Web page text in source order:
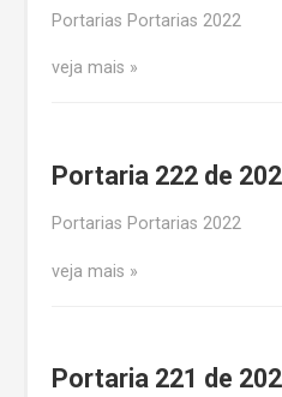
Portarias Portarias 2022
veja mais
Portaria 222 de
Portarias Portarias 2022
veja mais
Portaria 221 de